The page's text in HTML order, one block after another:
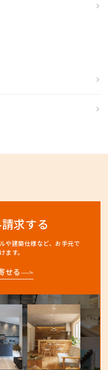
求する
や建築仕様など、 お手元で
ます。
せる